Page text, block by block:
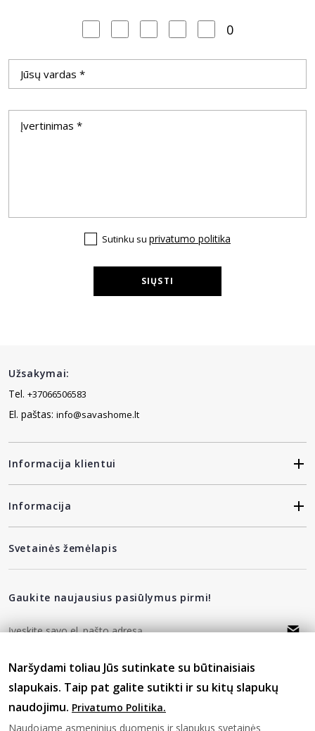
0
Sutinku su privatumo politika
SIŲSTI
Užsakymai:
Tel. +37066506583
El. paštas: info@savashome.lt
Informacija klientui
Informacija
Svetainės žemėlapis
Gaukite naujausius pasiūlymus pirmi!
Sutinku suprivatumo politika
Sekite mus
Naršydami toliau Jūs sutinkate su būtinaisiais
slapukais. Taip pat galite sutikti ir su kitų slapukų
naudojimu. Privatumo Politika.
Naudojame asmeninius duomenis ir slapukus svetainės